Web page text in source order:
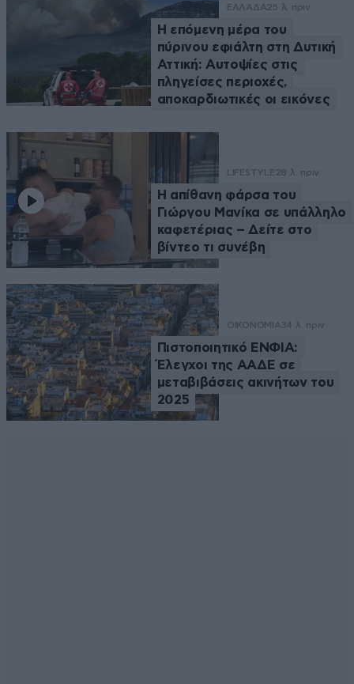
ΕΛΛΑΔΑ25 λ. πριν
Η επόμενη μέρα του
πύρινου εφιάλτη στη Δυτική
Αττική: Αυτοψίες στις
πληγείσες περιοχές,
αποκαρδιωτικές οι εικόνες
LIFESTYLE28 λ. πριν
Η απίθανη φάρσα του
Γιώργου Μανίκα σε υπάλληλο
καφετέριας – Δείτε στο
βίντεο τι συνέβη
ΟΙΚΟΝΟΜΙΑ34 λ. πριν
Πιστοποιητικό ΕΝΦΙΑ:
Έλεγχοι της ΑΑΔΕ σε
μεταβιβάσεις ακινήτων του
2025